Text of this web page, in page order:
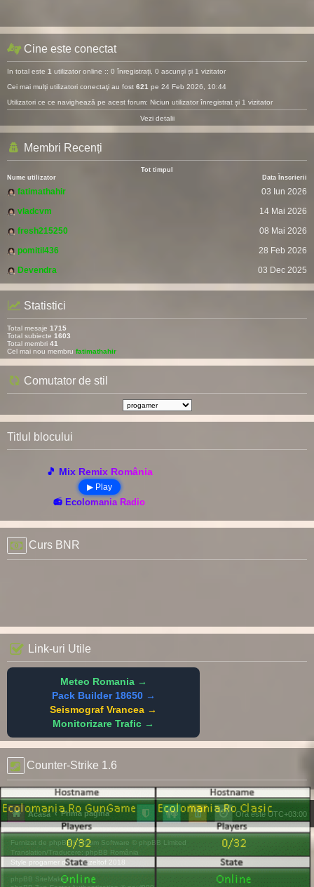
Cine este conectat
In total este 1 utilizator online :: 0 înregistrați, 0 ascunși și 1 vizitator
Cei mai mulţi utilizatori conectaţi au fost 621 pe 24 Feb 2026, 10:44
Utilizatori ce ce navighează pe acest forum: Niciun utilizator înregistrat și 1 vizitator
Vezi detalii
Membri Recenți
Tot timpul
Nume utilizator
Data Înscrierii
fatimathahir
03 Iun 2026
vladcvm
14 Mai 2026
fresh215250
08 Mai 2026
pomitil436
28 Feb 2026
Devendra
03 Dec 2025
Statistici
Total mesaje 1715
Total subiecte 1603
Total membri 41
Cel mai nou membru fatimathahir
Comutator de stil
Titlul blocului
🎵 Mix Remix România
▶ Play
📻 Ecolomania Radio
Curs BNR
Link-uri Utile
Meteo Romania →
Pack Builder 18650 →
Seismograf Vrancea →
Monitorizare Trafic →
Counter-Strike 1.6
Acasă Prima pagină Ora este UTC+03:00
Furnizat de phpBB® Forum Software © phpBB Limited
Translation/Traducere: phpBB România
Style progamer de ©Mazeltof 2018
phpBB SiteMaker